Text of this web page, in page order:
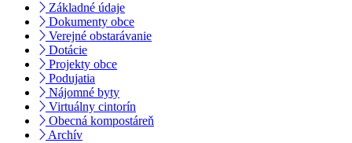
Základné údaje
Dokumenty obce
Verejné obstarávanie
Dotácie
Projekty obce
Podujatia
Nájomné byty
Virtuálny cintorín
Obecná kompostáreň
Archív